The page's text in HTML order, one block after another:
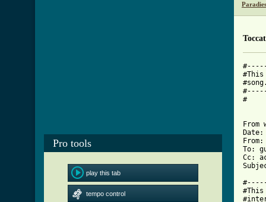
Pro tools
play this tab
tempo control
#
From
Date:
From:
To:
Cc: